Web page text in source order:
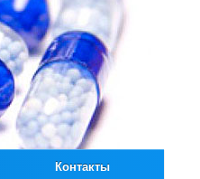
Контакты